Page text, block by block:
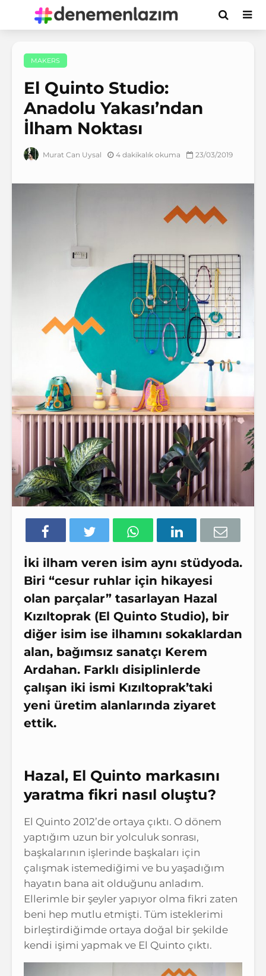
MAKERS
El Quinto Studio:
Anadolu Yakası’ndan
İlham Noktası
Murat Can Uysal 4 dakikalık okuma 23/03/2019
İki ilham veren isim aynı stüdyoda.
Biri “cesur ruhlar için hikayesi
olan parçalar” tasarlayan Hazal
Kızıltoprak (El Quinto Studio), bir
diğer isim ise ilhamını sokaklardan
alan, bağımsız sanatçı Kerem
Ardahan. Farklı disiplinlerde
çalışan iki ismi Kızıltoprak’taki
yeni üretim alanlarında ziyaret
ettik.
Hazal, El Quinto markasını
yaratma fikri nasıl oluştu?
El Quinto 2012’de ortaya çıktı. O dönem
yaptığım uzun bir yolculuk sonrası,
başkalarının işlerinde başkaları için
çalışmak istemediğimi ve bu yaşadığım
hayatın bana ait olduğunu anladım.
Ellerimle bir şeyler yapıyor olma fikri zaten
beni hep mutlu etmişti. Tüm isteklerimi
birleştirdiğimde ortaya doğal bir şekilde
kendi işimi yapmak ve El Quinto çıktı.